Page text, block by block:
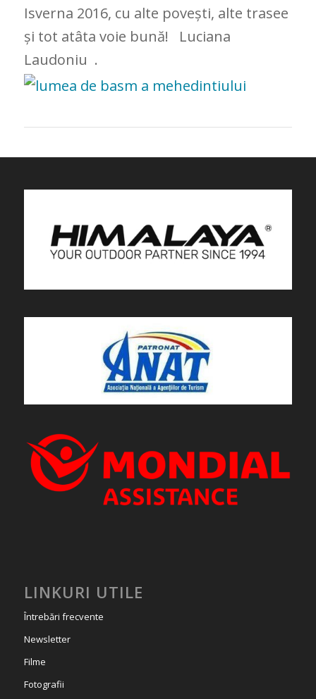
Isverna 2016, cu alte povești, alte trasee
și tot atâta voie bună! Luciana
Laudoniu .
LINKURI UTILE
Întrebări frecvente
Newsletter
Filme
Fotografii